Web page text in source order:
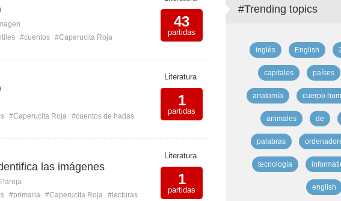
#cuentos #Caperucita Roja
43
partidas
#Caperucita Roja #cuentos de hadas
Literatura
1
partidas
las imágenes
#primaria #Caperucita Roja #lecturas
Literatura
1
partidas
#Trending topics
inglés English
capitales países
anatomía cuerpo
animales de
palabras
tecnología
english